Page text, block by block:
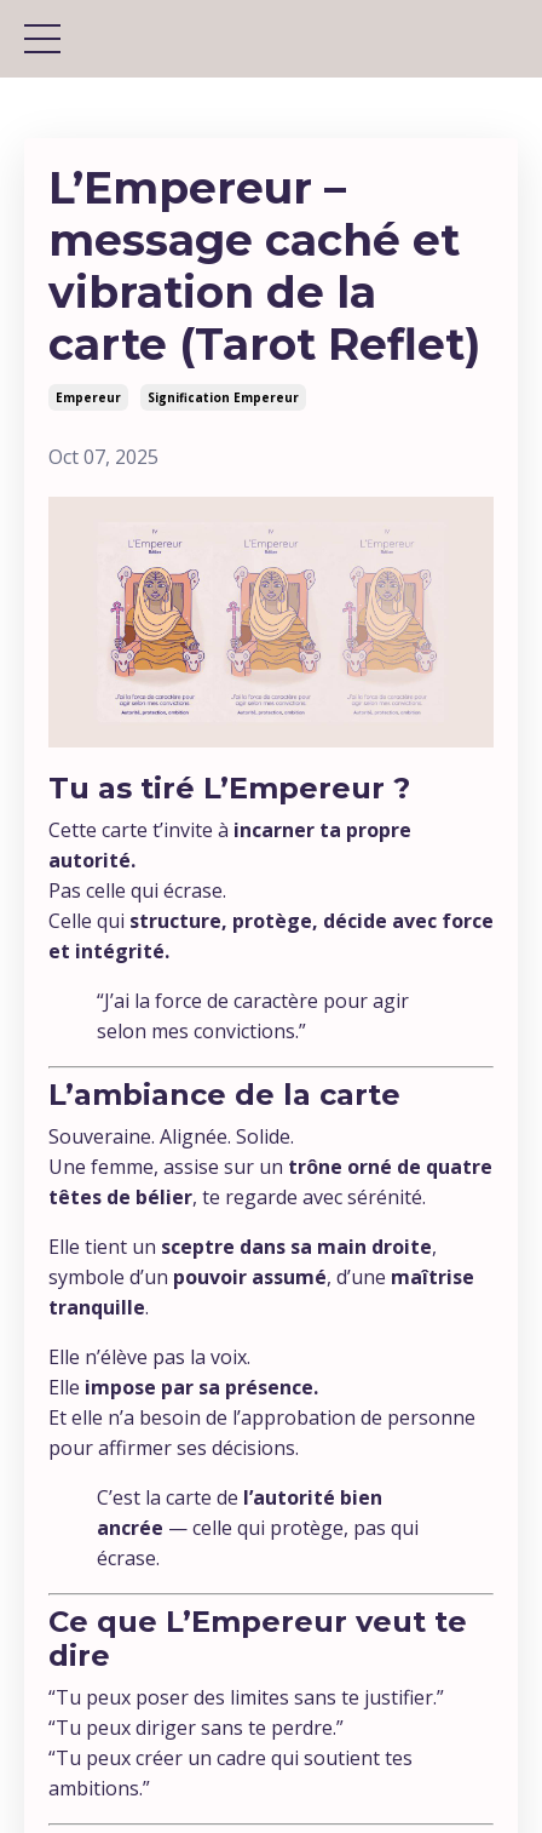
L’Empereur –
message caché et
vibration de la
carte (Tarot Reflet)
Empereur Signification Empereur
Oct 07, 2025
Tu as tiré L’Empereur ?
Cette carte t’invite à incarner ta propre
autorité.
Pas celle qui écrase.
Celle qui structure, protège, décide avec force
et intégrité.
“J’ai la force de caractère pour agir
selon mes convictions.”
L’ambiance de la carte
Souveraine. Alignée. Solide.
Une femme, assise sur un trône orné de quatre
têtes de bélier, te regarde avec sérénité.
Elle tient un sceptre dans sa main droite,
symbole d’un pouvoir assumé, d’une maîtrise
tranquille.
Elle n’élève pas la voix.
Elle impose par sa présence.
Et elle n’a besoin de l’approbation de personne
pour affirmer ses décisions.
C’est la carte de l’autorité bien
ancrée — celle qui protège, pas qui
écrase.
Ce que L’Empereur veut te
dire
“Tu peux poser des limites sans te justifier.”
“Tu peux diriger sans te perdre.”
“Tu peux créer un cadre qui soutient tes
ambitions.”